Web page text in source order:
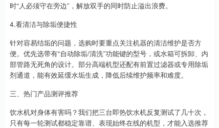
时“人必须守在旁边”，解放双手的同时防止溢出浪费。
4.看清洁与除垢便捷性
针对容易结垢的问题，选购时要重点关注机器的清洁维护是否方
便。优先选带有“自动除垢/清洗”功能键的型号，或水箱可拆卸、内
部管路无死角的设计。部分高端机型还配有前置过滤器或专用除垢
剂通道，能有效延缓水垢生成，降低后续维护频率和难度。
三、热门产品测评推荐
饮水机对身体有害吗？我们把三台即热饮水机反复测试了几十次，
只有每一轮测试都稳定靠谱、表现始终在线的机型，才能入选推荐